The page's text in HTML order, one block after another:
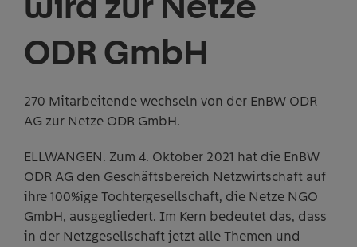
ODR GmbH
270 Mitarbeitende wechseln von der EnBW ODR
AG zur Netze ODR GmbH.
ELLWANGEN. Zum 4. Oktober 2021 hat die EnBW
ODR AG den Geschäftsbereich Netzwirtschaft auf
ihre 100%ige Tochtergesellschaft, die Netze NGO
GmbH, ausgegliedert. Im Kern bedeutet das, dass
in der Netzgesellschaft jetzt alle Themen und